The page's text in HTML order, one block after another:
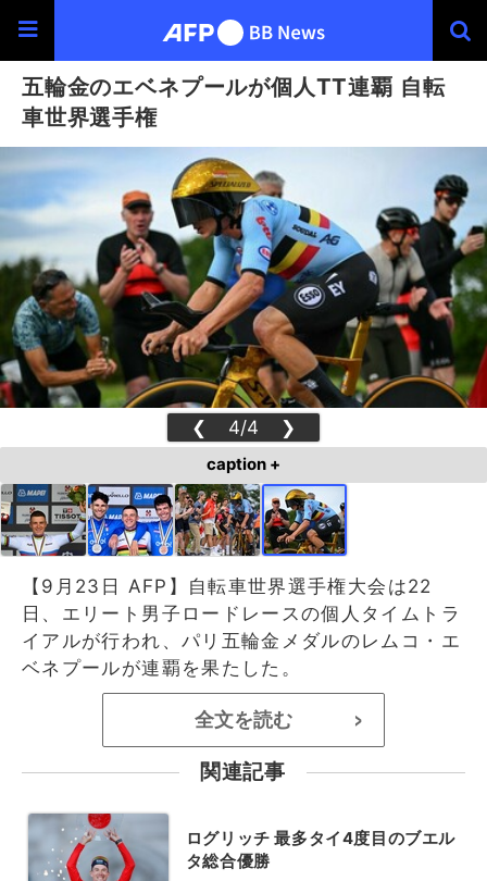
五輪金のエベネプールが個人TT連覇 自転
車世界選手権
❮ 4/4 ❯
caption +
【9月23日 AFP】自転車世界選手権大会は22
日、エリート男子ロードレースの個人タイムトラ
イアルが行われ、パリ五輪金メダルのレムコ・エ
ベネプールが連覇を果たした。
全文を読む >
関連記事
ログリッチ 最多タイ4度目のブエル
タ総合優勝